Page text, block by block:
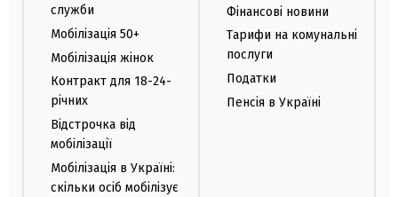
служби
Мобілізація 50+
Мобілізація жінок
Контракт для 18-24-
річних
Відстрочка від
мобілізації
Мобілізація в Україні:
скільки осіб мобілізує
Фінансові новини
Тарифи на комунальні
послуги
Податки
Пенсія в Україні